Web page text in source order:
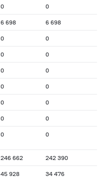
0 0
6 698 6 698
0 0
0 0
0 0
0 0
0 0
0 0
0 0
246 662 242 390
45 928 34 476